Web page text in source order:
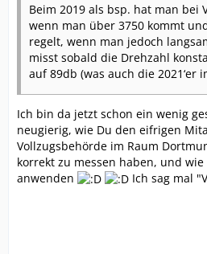
Beim 2019 als bsp. hat man bei
wenn man über 3750 kommt
regelt, wenn man jedoch
misst sobald die Drehzahl
auf 89db (was auch die 2021‘er
Ich bin da jetzt schon ein wenig
neugierig, wie Du den eifrigen
Vollzugsbehörde im Raum
korrekt zu messen haben, und
anwenden
Ich sag mal